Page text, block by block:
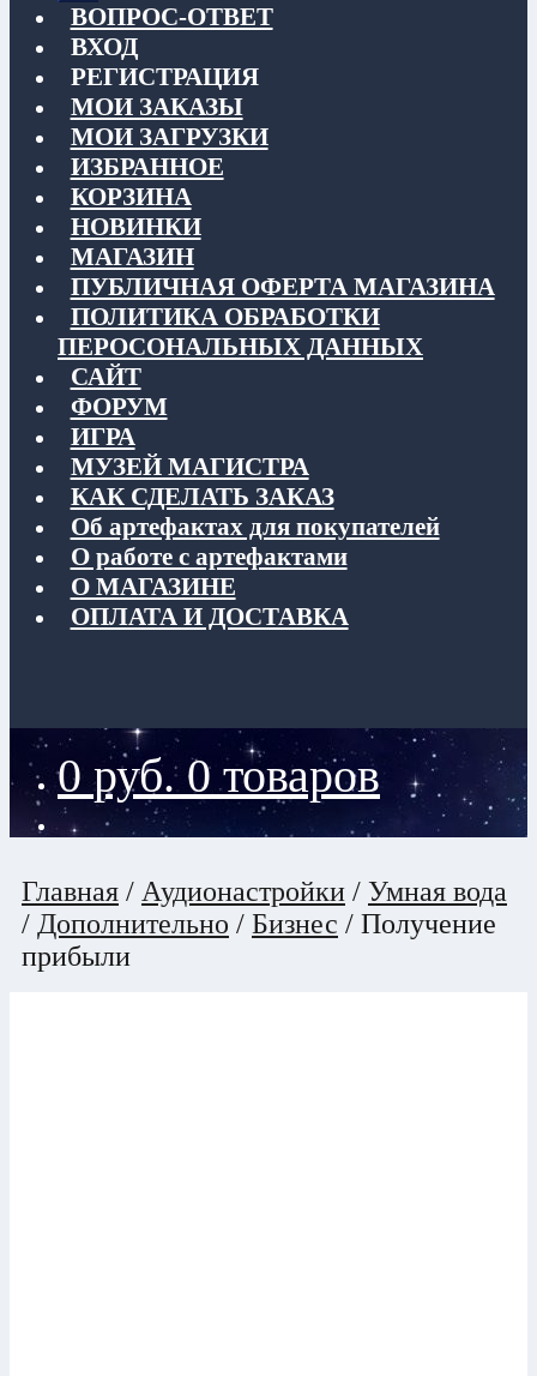
ВОПРОС-ОТВЕТ
ВХОД
РЕГИСТРАЦИЯ
МОИ ЗАКАЗЫ
МОИ ЗАГРУЗКИ
ИЗБРАННОЕ
КОРЗИНА
НОВИНКИ
МАГАЗИН
ПУБЛИЧНАЯ ОФЕРТА МАГАЗИНА
ПОЛИТИКА ОБРАБОТКИ
ПЕРОСОНАЛЬНЫХ ДАННЫХ
САЙТ
ФОРУМ
ИГРА
МУЗЕЙ МАГИСТРА
КАК СДЕЛАТЬ ЗАКАЗ
Об артефактах для покупателей
О работе с артефактами
О МАГАЗИНЕ
ОПЛАТА И ДОСТАВКА
0 руб. 0 товаров
Главная / Аудионастройки / Умная вода
/ Дополнительно / Бизнес / Получение
прибыли